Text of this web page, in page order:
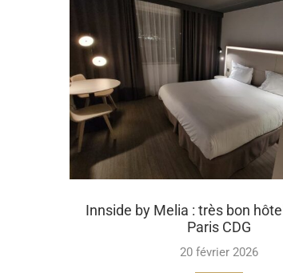
Innside by Melia : très bon
Paris CDG
20 février 2026